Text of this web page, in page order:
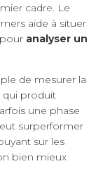
cadre. Le
aide à situer
analyser un
de mesurer la
qui produit
une phase
surperformer
sur les
bien mieux